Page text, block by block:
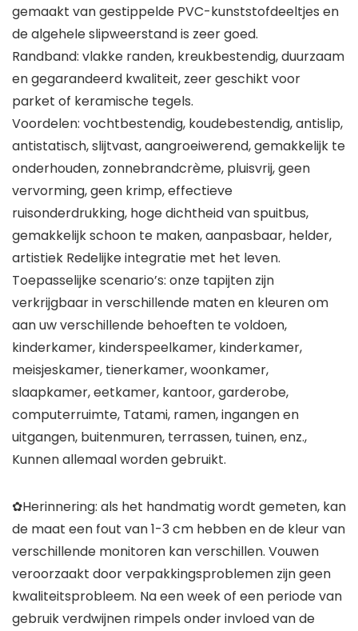
gemaakt van gestippelde PVC-kunststofdeeltjes en
de algehele slipweerstand is zeer goed.
Randband: vlakke randen, kreukbestendig, duurzaam
en gegarandeerd kwaliteit, zeer geschikt voor
parket of keramische tegels.
Voordelen: vochtbestendig, koudebestendig, antislip,
antistatisch, slijtvast, aangroeiwerend, gemakkelijk te
onderhouden, zonnebrandcrème, pluisvrij, geen
vervorming, geen krimp, effectieve
ruisonderdrukking, hoge dichtheid van spuitbus,
gemakkelijk schoon te maken, aanpasbaar, helder,
artistiek Redelijke integratie met het leven.
Toepasselijke scenario’s: onze tapijten zijn
verkrijgbaar in verschillende maten en kleuren om
aan uw verschillende behoeften te voldoen,
kinderkamer, kinderspeelkamer, kinderkamer,
meisjeskamer, tienerkamer, woonkamer,
slaapkamer, eetkamer, kantoor, garderobe,
computerruimte, Tatami, ramen, ingangen en
uitgangen, buitenmuren, terrassen, tuinen, enz.,
Kunnen allemaal worden gebruikt.
✿Herinnering: als het handmatig wordt gemeten, kan
de maat een fout van 1-3 cm hebben en de kleur van
verschillende monitoren kan verschillen. Vouwen
veroorzaakt door verpakkingsproblemen zijn geen
kwaliteitsprobleem. Na een week of een periode van
gebruik verdwijnen rimpels onder invloed van de